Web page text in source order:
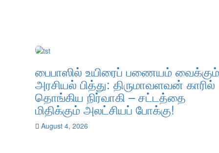
பைபாஸில் உயிரைப் பணையம் வைக்கும்
அரசியல் பித்து: திருமாவளவன் காரில்
தொங்கிய நிர்வாகி – சட்டத்தை
மிதிக்கும் அலட்சியப் போக்கு!
August 4, 2026